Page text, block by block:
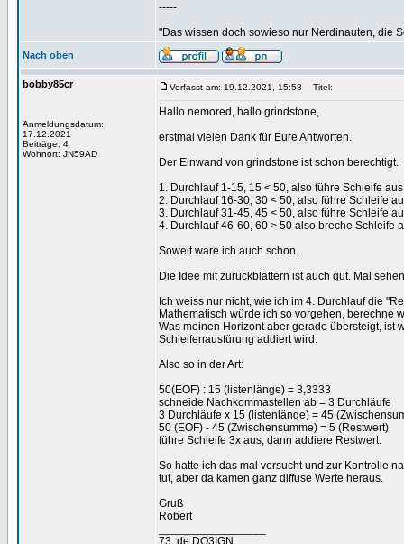
-----
"Das wissen doch sowieso nur Nerdinauten, die
Nach oben
bobby85cr
Anmeldungsdatum:
17.12.2021
Beiträge: 4
Wohnort: JN59AD
Verfasst am: 19.12.2021, 15:58 Titel:
Hallo nemored, hallo grindstone,
erstmal vielen Dank für Eure Antworten.
Der Einwand von grindstone ist schon berechtigt.
1. Durchlauf 1-15, 15 < 50, also führe Schleife aus
2. Durchlauf 16-30, 30 < 50, also führe Schleife
3. Durchlauf 31-45, 45 < 50, also führe Schleife
4. Durchlauf 46-60, 60 > 50 also breche Schleife
Soweit ware ich auch schon.
Die Idee mit zurückblättern ist auch gut. Mal
Ich weiss nur nicht, wie ich im 4. Durchlauf die
Mathematisch würde ich so vorgehen, berechne
Was meinen Horizont aber gerade übersteigt, ist
Schleifenausfürung addiert wird.
Also so in der Art:
50(EOF) : 15 (listenlänge) = 3,3333
schneide Nachkommastellen ab = 3 Durchläufe
3 Durchläufe x 15 (listenlänge) = 45
50 (EOF) - 45 (Zwischensumme) = 5 (Restwert)
führe Schleife 3x aus, dann addiere Restwert.
So hatte ich das mal versucht und zur Kontrolle
tut, aber da kamen ganz diffuse Werte heraus.
Gruß
Robert
73, de DO3IGN